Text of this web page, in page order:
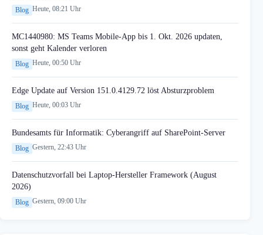
Blog Heute, 08:21 Uhr
MC1440980: MS Teams Mobile-App bis 1. Okt. 2026 updaten,
sonst geht Kalender verloren
Blog Heute, 00:50 Uhr
Edge Update auf Version 151.0.4129.72 löst Absturzproblem
Blog Heute, 00:03 Uhr
Bundesamts für Informatik: Cyberangriff auf SharePoint-Server
Blog Gestern, 22:43 Uhr
Datenschutzvorfall bei Laptop-Hersteller Framework (August
2026)
Blog Gestern, 09:00 Uhr